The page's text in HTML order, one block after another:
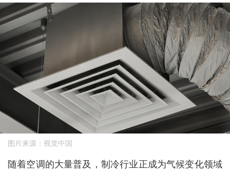
图片来源：视觉中国
随着空调的大量普及，制冷行业正成为气候变化领域